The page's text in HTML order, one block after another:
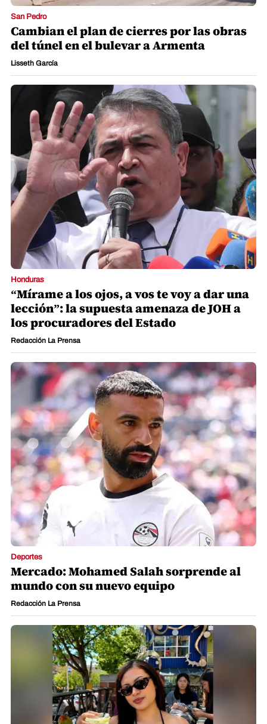
San Pedro
Cambian el plan de cierres por las obras
del túnel en el bulevar a Armenta
Lisseth García
Honduras
“Mírame a los ojos, a vos te voy a dar una
lección”: la supuesta amenaza de JOH a
los procuradores del Estado
Redacción La Prensa
Deportes
Mercado: Mohamed Salah sorprende al
mundo con su nuevo equipo
Redacción La Prensa